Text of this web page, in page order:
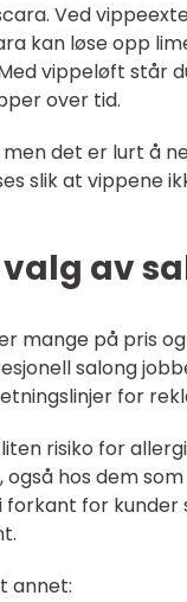
Ved
kan løse opp
vippeløft står
over tid.
det er lurt å
slik at vippene
av
mange på pris
salong
for
risiko for
også hos dem
for
annet: